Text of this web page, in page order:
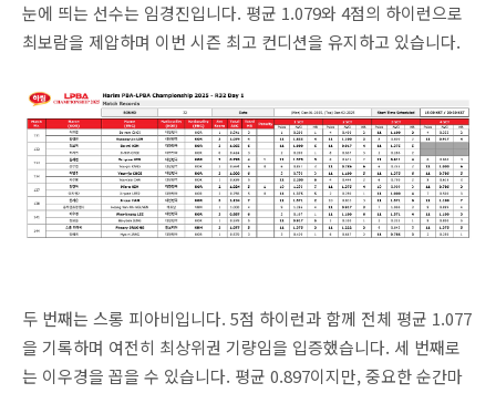
눈에 띄는 선수는 임경진입니다. 평균 1.079와 4점의 하이런으로
최보람을 제압하며 이번 시즌 최고 컨디션을 유지하고 있습니다.
두 번째는 스롱 피아비입니다. 5점 하이런과 함께 전체 평균 1.077
을 기록하며 여전히 최상위권 기량임을 입증했습니다. 세 번째로
는 이우경을 꼽을 수 있습니다. 평균 0.897이지만, 중요한 순간마